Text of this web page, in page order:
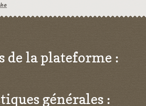
de la plateforme :
générales :